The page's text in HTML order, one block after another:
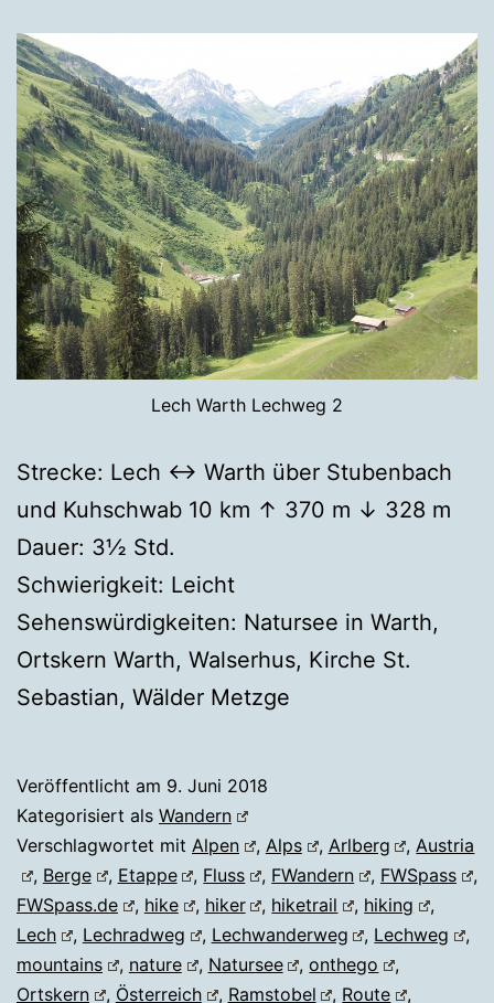
Lech Warth Lechweg 2
Strecke: Lech ↔ Warth über Stubenbach
und Kuhschwab 10 km ↑ 370 m ↓ 328 m
Dauer: 3½ Std.
Schwierigkeit: Leicht
Sehenswürdigkeiten: Natursee in Warth,
Ortskern Warth, Walserhus, Kirche St.
Sebastian, Wälder Metzge
Veröffentlicht am 9. Juni 2018
Kategorisiert als Wandern
Verschlagwortet mit Alpen , Alps , Arlberg , Austria
, Berge , Etappe , Fluss , FWandern , FWSpass
,
FWSpass.de
, hike , hiker , hiketrail , hiking
,
Lech
, Lechradweg , Lechwanderweg , Lechweg
,
mountains
, nature , Natursee ,onthego
,
Ortskern
, Österreich , Ramstobel , Route ,